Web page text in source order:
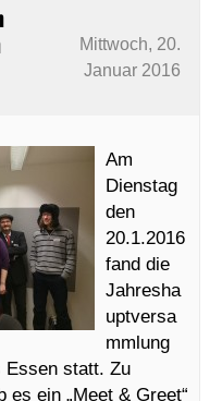
Mittwoch, 20.
Januar 2016
Am
Dienstag
den
20.1.2016
fand die
Jahresha
uptversa
mmlung
Essen statt. Zu
es ein „Meet & Greet“